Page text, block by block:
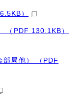
）
（PDF 130.1KB）
部局他） （PDF